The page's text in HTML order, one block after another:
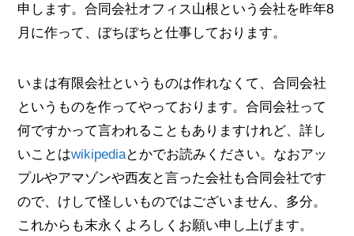
申します。合同会社オフィス山根という会社を昨年8
月に作って、ぼちぼちと仕事しております。
いまは有限会社というものは作れなくて、合同会社
というものを作ってやっております。合同会社って
何ですかって言われることもありますけれど、詳し
いことはwikipediaとかでお読みください。なおアッ
プルやアマゾンや西友と言った会社も合同会社です
ので、けして怪しいものではございません、多分。
これからも末永くよろしくお願い申し上げます。